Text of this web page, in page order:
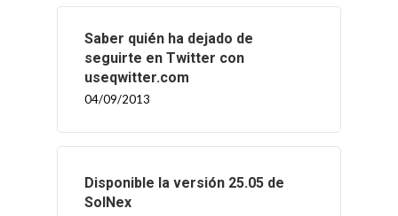
Saber quién ha dejado de
seguirte en Twitter con
useqwitter.com
04/09/2013
Disponible la versión 25.05 de
SolNex